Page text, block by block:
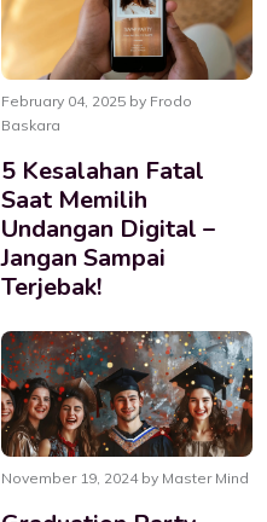
February 04, 2025 by Frodo
Baskara
5 Kesalahan Fatal
Saat Memilih
Undangan Digital –
Jangan Sampai
Terjebak!
November 19, 2024 by Master Mind